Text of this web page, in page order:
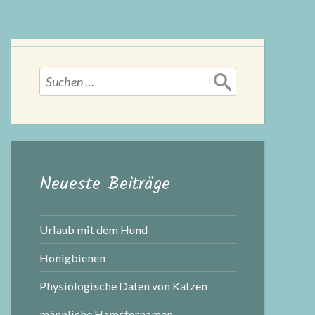
Suchen
nach:
Neueste Beiträge
Urlaub mit dem Hund
Honigbienen
Physiologische Daten von Katzen